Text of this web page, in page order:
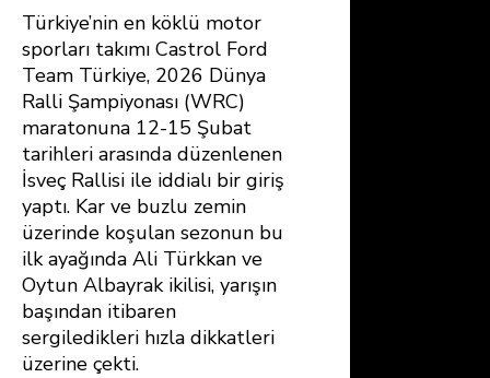
Türkiye’nin en köklü motor
sporları takımı Castrol Ford
Team Türkiye, 2026 Dünya
Ralli Şampiyonası (WRC)
maratonuna 12-15 Şubat
tarihleri arasında düzenlenen
İsveç Rallisi ile iddialı bir giriş
yaptı. Kar ve buzlu zemin
üzerinde koşulan sezonun bu
ilk ayağında Ali Türkkan ve
Oytun Albayrak ikilisi, yarışın
başından itibaren
sergiledikleri hızla dikkatleri
üzerine çekti.